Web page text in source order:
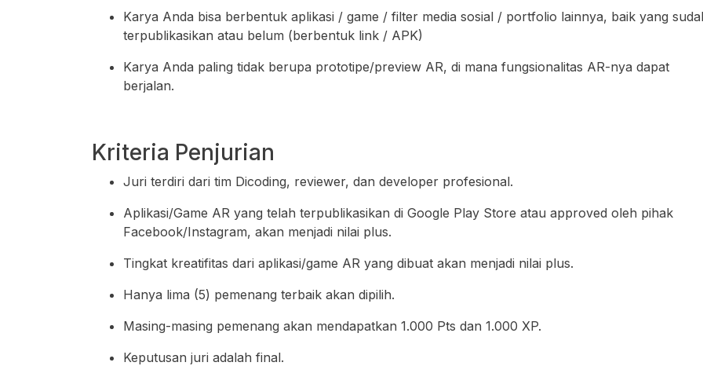
Karya Anda bisa berbentuk aplikasi / game / filter media sosial / portfolio lainnya, baik yang
terpublikasikan atau belum (berbentuk link / APK)
Karya Anda paling tidak berupa prototipe/preview AR, di mana fungsionalitas AR-nya dapat
berjalan.
Kriteria Penjurian
Juri terdiri dari tim Dicoding, reviewer, dan developer profesional.
Aplikasi/Game AR yang telah terpublikasikan di Google Play Store atau approved oleh pihak
Facebook/Instagram, akan menjadi nilai plus.
Tingkat kreatifitas dari aplikasi/game AR yang dibuat akan menjadi nilai plus.
Hanya lima (5) pemenang terbaik akan dipilih.
Masing-masing pemenang akan mendapatkan 1.000 Pts dan 1.000 XP.
Keputusan juri adalah final.